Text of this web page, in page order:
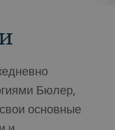
Бюлер,
основные